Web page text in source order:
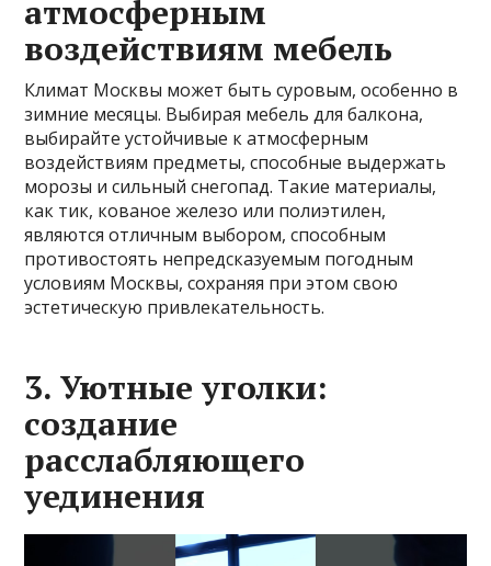
атмосферным
воздействиям мебель
Климат Москвы может быть суровым, особенно в
зимние месяцы. Выбирая мебель для балкона,
выбирайте устойчивые к атмосферным
воздействиям предметы, способные выдержать
морозы и сильный снегопад. Такие материалы,
как тик, кованое железо или полиэтилен,
являются отличным выбором, способным
противостоять непредсказуемым погодным
условиям Москвы, сохраняя при этом свою
эстетическую привлекательность.
3. Уютные уголки:
создание
расслабляющего
уединения